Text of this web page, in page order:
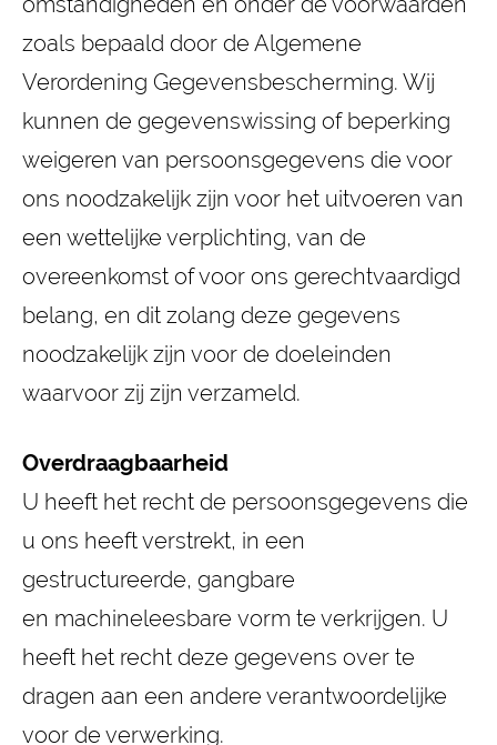
zoals bepaald door de Algemene
Verordening Gegevensbescherming. Wij
kunnen de gegevenswissing of beperking
weigeren van persoonsgegevens die voor
ons noodzakelijk zijn voor het uitvoeren van
een wettelijke verplichting, van de
overeenkomst of voor ons gerechtvaardigd
belang, en dit zolang deze gegevens
noodzakelijk zijn voor de doeleinden
waarvoor zij zijn verzameld.
Overdraagbaarheid
U heeft het recht de persoonsgegevens die
u ons heeft verstrekt, in een
gestructureerde, gangbare
en machineleesbare vorm te verkrijgen. U
heeft het recht deze gegevens over te
dragen aan een andere verantwoordelijke
voor de verwerking.